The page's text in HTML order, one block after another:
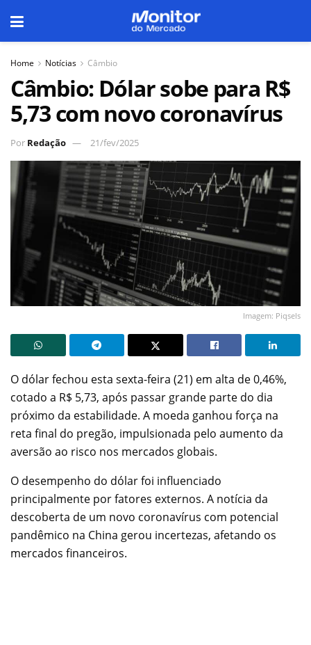
Home Notícias Câmbio
Câmbio: Dólar sobe para R$
5,73 com novo coronavírus
Por Redação 21/fev/2025
Imagem: Piqsels
O dólar fechou esta sexta-feira (21) em alta de 0,46%,
cotado a R$ 5,73, após passar grande parte do dia
próximo da estabilidade. A moeda ganhou força na
reta final do pregão, impulsionada pelo aumento da
aversão ao risco nos mercados globais.
O desempenho do dólar foi influenciado
principalmente por fatores externos. A notícia da
descoberta de um novo coronavírus com potencial
pandêmico na China gerou incertezas, afetando os
mercados financeiros.